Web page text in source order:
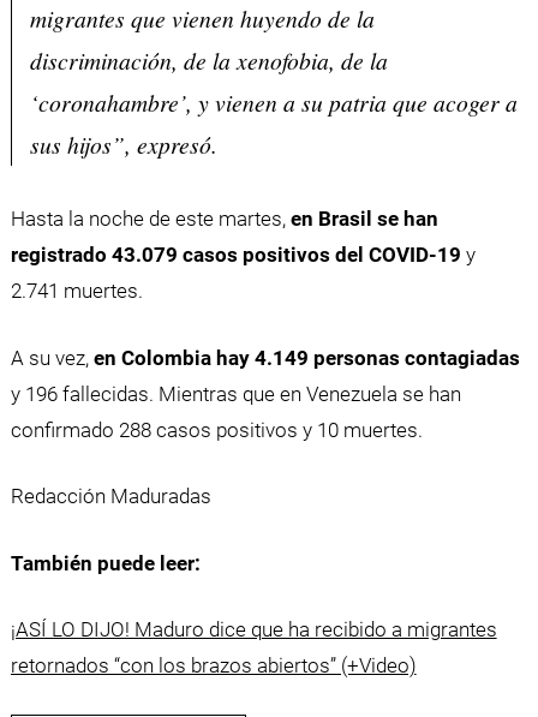
migrantes que vienen huyendo de la
discriminación, de la xenofobia, de la
‘coronahambre’, y vienen a su patria que acoger a
sus hijos”, expresó.
Hasta la noche de este martes, en Brasil se han
registrado 43.079 casos positivos del COVID-19 y
2.741 muertes.
A su vez, en Colombia hay 4.149 personas contagiadas
y 196 fallecidas. Mientras que en Venezuela se han
confirmado 288 casos positivos y 10 muertes.
Redacción Maduradas
También puede leer:
¡ASÍ LO DIJO! Maduro dice que ha recibido a migrantes
retornados “con los brazos abiertos” (+Video)